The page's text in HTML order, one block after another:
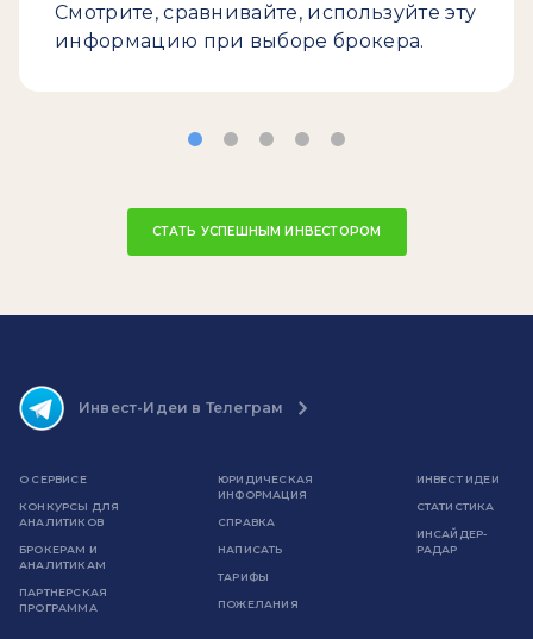
Смотрите, сравнивайте, используйте эту
информацию при выборе брокера.
СТАТЬ УСПЕШНЫМ ИНВЕСТОРОМ
Инвест-Идеи в Телеграм
О СЕРВИСЕ
КОНКУРСЫ ДЛЯ
АНАЛИТИКОВ
БРОКЕРАМ И
АНАЛИТИКАМ
ПАРТНЕРСКАЯ
ПРОГРАММА
ЮРИДИЧЕСКАЯ
ИНФОРМАЦИЯ
СПРАВКА
НАПИСАТЬ
ТАРИФЫ
ПОЖЕЛАНИЯ
ИНВЕСТ ИДЕИ
СТАТИСТИКА
ИНСАЙДЕР-
РАДАР